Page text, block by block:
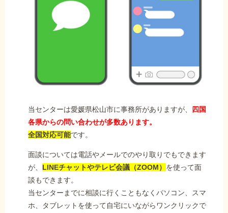
当センターは愛媛県松山市に事務所がありますが、 四国
各県からの問い合わせが多数あります。
全国対応可能です。
面談については電話やメールでのやり取りでもできます
が、 LINEチャットやテレビ会議（ZOOM） を使って面
談もできます。
当センターまでに相談に行くこともなくパソコン、スマ
ホ、タブレットを使って自宅にいながらワンクリックで